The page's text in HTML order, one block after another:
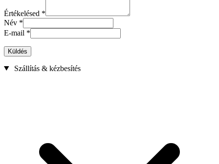
Értékelésed *
Név *
E-mail *
Küldés
Szállítás & kézbesítés